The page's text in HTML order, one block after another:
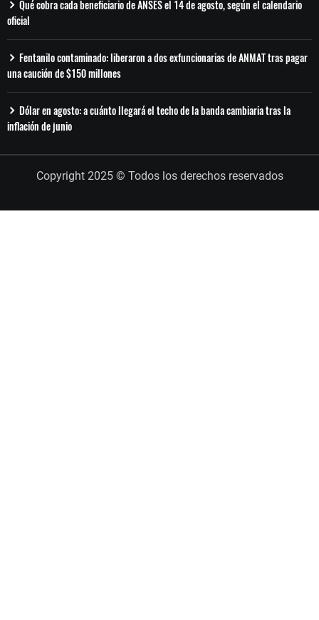
Qué cobra cada beneficiario de ANSES el 14 de agosto, según el calendario
oficial
Fentanilo contaminado: liberaron a dos exfuncionarias de ANMAT tras pagar
una caución de $150 millones
Dólar en agosto: a cuánto llegará el techo de la banda cambiaria tras la
inflación de junio
Copyright 2025 © Todos los derechos reservados